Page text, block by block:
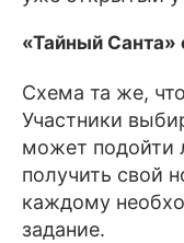
«Тайный Санта»
Схема та же,
Участники
может подойти
получить свой
каждому
задание.